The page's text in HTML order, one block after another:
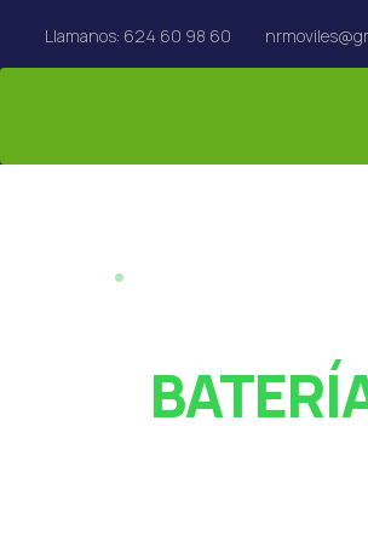
Llamanos: 624 60 98 60